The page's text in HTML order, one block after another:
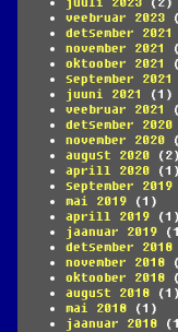
veebruar 2023
detsember 2021
november 2021
oktoober 2021
september 2021
juuni 2021
(1)
veebruar 2021
detsember 2020
november 2020
august 2020 (2)
aprill 2020 (1)
september 2019
mai 2019 (1)
aprill 2019 (1)
jaanuar 2019
detsember 2018
november 2018
oktoober 2018
august 2018 (1)
mai 2018 (1)
jaanuar 2018